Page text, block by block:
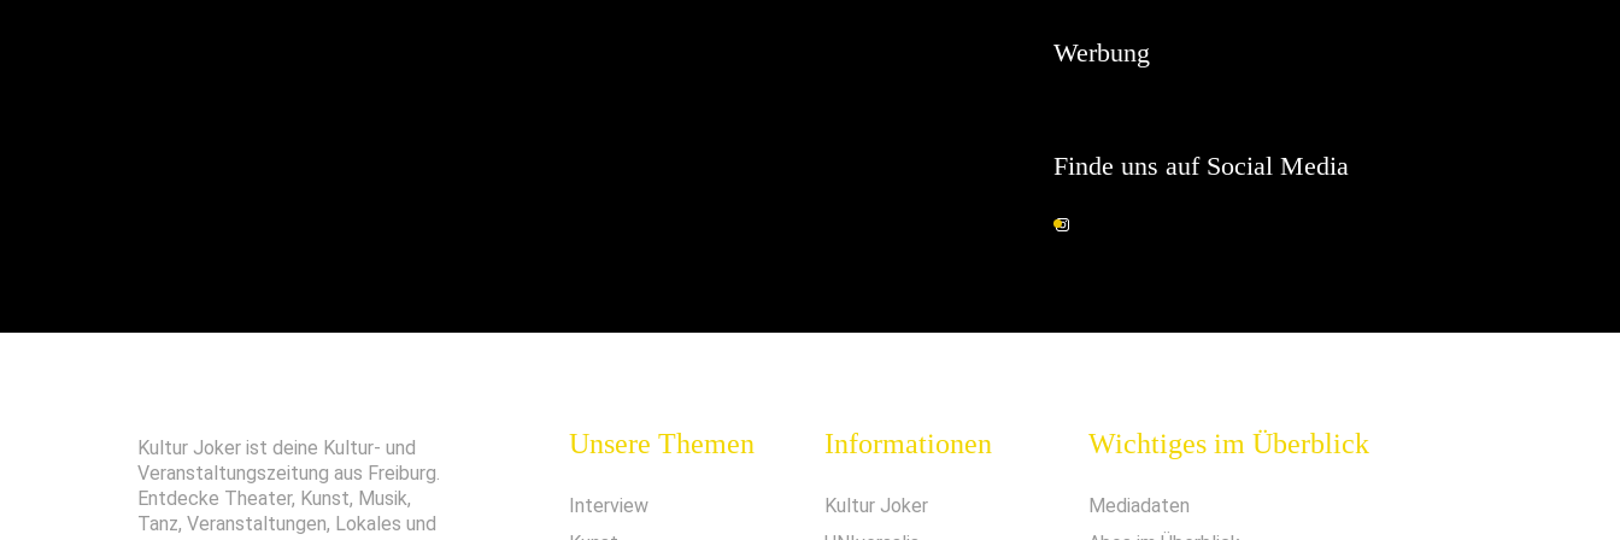
Werbung
Finde uns auf Social Media
Kultur Joker ist deine Kultur- und
Veranstaltungszeitung aus Freiburg.
Entdecke Theater, Kunst, Musik,
Tanz, Veranstaltungen, Lokales und
Unsere Themen
Interview
Informationen
Kultur Joker
Wichtiges im Überblick
Mediadaten